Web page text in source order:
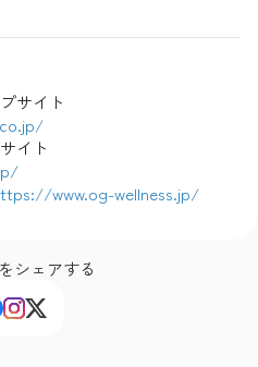
プサイト
サイト
www.og-wellness.jp/
シェアする